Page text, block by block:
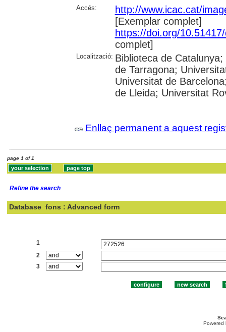
Accés:
http://www.icac.cat/
[Exemplar complet]
https://doi.org/
complet]
Localització: Biblioteca de
de Tarragona;
Universitat de
de Lleida; Universitat
Enllaç permanent a aquest
page 1 of 1
Refine the search
Database fons : Advanced form
1
2
3